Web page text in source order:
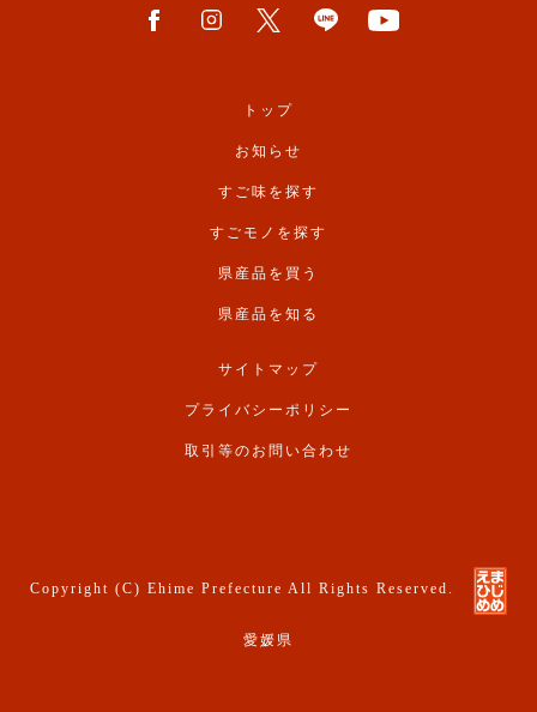
トップ
お知らせ
すご味を探す
すごモノを探す
県産品を買う
県産品を知る
サイトマップ
プライバシーポリシー
取引等のお問い合わせ
Copyright (C) Ehime Prefecture All Rights Reserved.
愛媛県